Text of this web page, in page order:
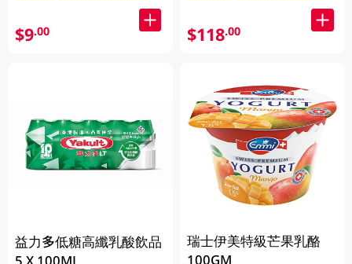
$9.00
益力多低糖高纖乳酸飲品
$118.00
瑞士伊美特級芒果乳酪
100GM